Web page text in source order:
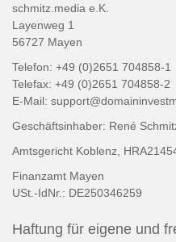
schmitz.media e.K.
Layenweg 1
56727 Mayen
Telefon: +49 (0)2651 704858-1
Telefax: +49 (0)2651 704858-2
E-Mail:
Geschäftsinhaber: René
Amtsgericht Koblenz,
Finanzamt Mayen
USt.-IdNr.: DE250346259
Haftung für eigene und